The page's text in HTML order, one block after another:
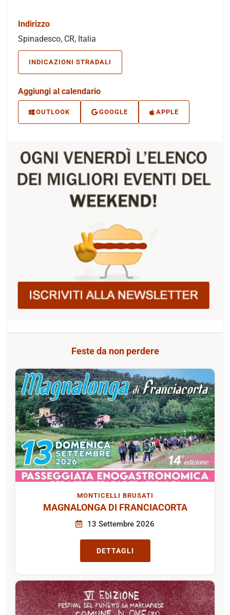
Indirizzo
Spinadesco, CR, Italia
INDICAZIONI STRADALI
Aggiungi al calendario
OUTLOOK GOOGLE APPLE
Feste da non perdere
MONTICELLI BRUSATI
MAGNALONGA DI FRANCIACORTA
13 Settembre 2026
DETTAGLI